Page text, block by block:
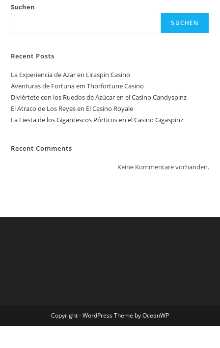
Suchen
SUCHEN
Recent Posts
La Experiencia de Azar en Liraspin Casino
Aventuras de Fortuna em Thorfortune Casino
Diviértete con los Ruedos de Azúcar en el Casino Candyspinz
El Atraco de Los Reyes en El Casino Royale
La Fiesta de los Gigantescos Pórticos en el Casino Gigaspinz
Recent Comments
Keine Kommentare vorhanden.
Copyright - WordPress Theme by OceanWP